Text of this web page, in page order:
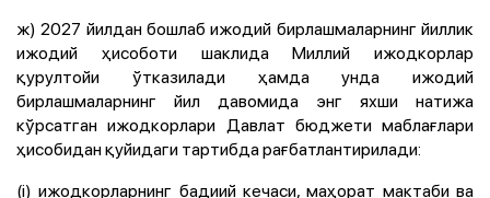
ж) 2027 йилдан бошлаб ижодий бирлашмаларнинг йиллик
ижодий ҳисоботи шаклида Миллий ижодкорлар
қурултойи ўтказилади ҳамда унда ижодий
бирлашмаларнинг йил давомида энг яхши натижа
кўрсатган ижодкорлари Давлат бюджети маблағлари
ҳисобидан қуйидаги тартибда рағбатлантирилади:
(i) ижодкорларнинг бадиий кечаси, маҳорат мактаби ва